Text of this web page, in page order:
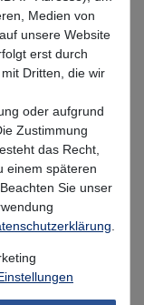
Medien von
unsere Website
erst durch
Dritten, die wir
oder aufgrund
Zustimmung
das Recht,
einem späteren
Sie unser